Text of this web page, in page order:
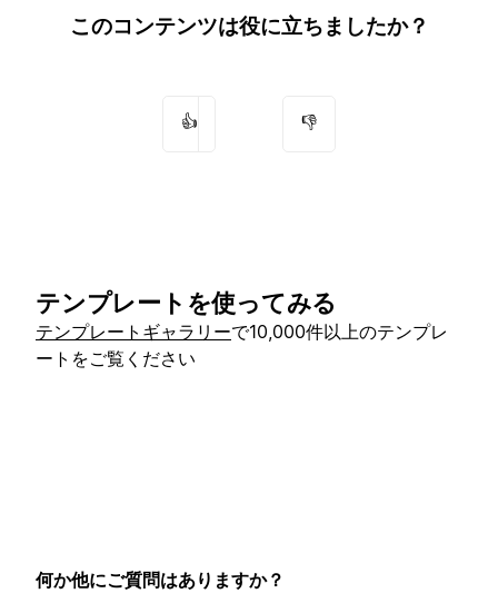
このコンテンツは役に立ちましたか？
👍 👎
テンプレートを使ってみる
テンプレートギャラリーで10,000件以上のテンプレ
ートをご覧ください
何か他にご質問はありますか？